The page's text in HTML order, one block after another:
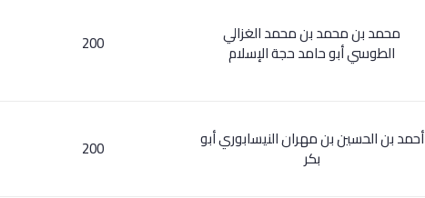
محمد بن محمد بن محمد الغزالي
الطوسي أبو حامد حجة الإسلام 200
أحمد بن الحسين بن مهران النيسابوري أبو
بكر 200